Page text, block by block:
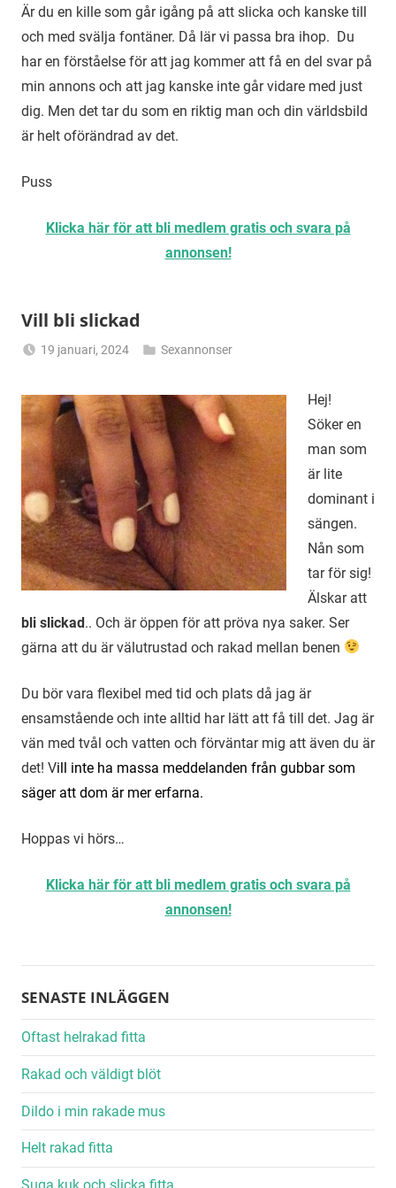
Är du en kille som går igång på att slicka och kanske till
och med svälja fontäner. Då lär vi passa bra ihop. Du
har en förståelse för att jag kommer att få en del svar på
min annons och att jag kanske inte går vidare med just
dig. Men det tar du som en riktig man och din världsbild
är helt oförändrad av det.
Puss
Klicka här för att bli medlem gratis och svara på
annonsen!
Vill bli slickad
19 januari, 2024
Sexannonser
Hej!
Söker en
man som
är lite
dominant i
sängen.
Nån som
tar för sig!
Älskar att
bli slickad.. Och är öppen för att pröva nya saker. Ser
gärna att du är välutrustad och rakad mellan benen
Du bör vara flexibel med tid och plats då jag är
ensamstående och inte alltid har lätt att få till det. Jag är
vän med tvål och vatten och förväntar mig att även du är
det! Vill inte ha massa meddelanden från gubbar som
säger att dom är mer erfarna.
Hoppas vi hörs…
Klicka här för att bli medlem gratis och svara på
annonsen!
SENASTE INLÄGGEN
Oftast helrakad fitta
Rakad och väldigt blöt
Dildo i min rakade mus
Helt rakad fitta